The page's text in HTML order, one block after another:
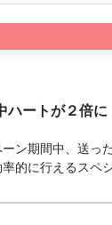
ハートが２倍に
ーン期間中、送っ
的に行えるスペ